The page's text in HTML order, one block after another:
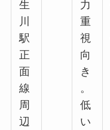
生
川
駅
正
面
線
周
辺
力
重
視
向
き
。
低
い